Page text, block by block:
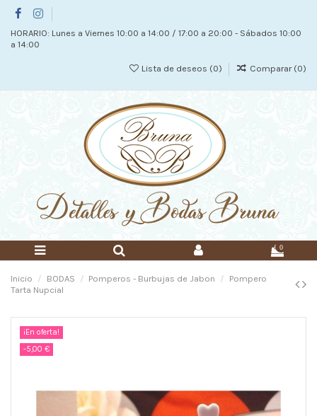
HORARIO: Lunes a Viernes 10:00 a 14:00 / 17:00 a 20:00 - Sábados 10:00
a 14:00
Lista de deseos (0) Comparar (0)
0
Inicio BODAS Pomperos - Burbujas de Jabon
Pompero
Tarta Nupcial
¡En oferta!
-5,00 €